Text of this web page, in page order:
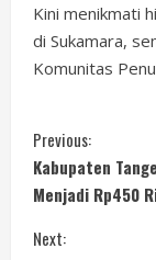
Kini menikmati
di Sukamara,
Komunitas
C
o
n
Previous:
Kabupaten
Menjadi Rp450
Next: